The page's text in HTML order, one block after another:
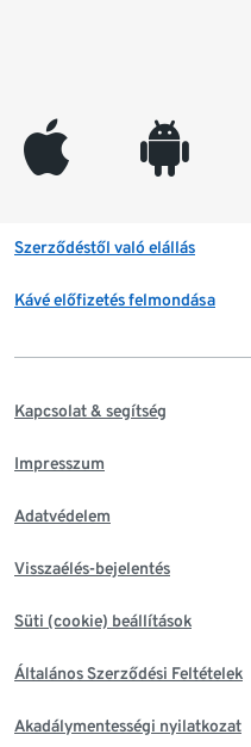
appleinc android
Szerződéstől való elállás
Kávé előfizetés felmondása
Kapcsolat & segítség
Impresszum
Adatvédelem
Visszaélés-bejelentés
Süti (cookie) beállítások
Általános Szerződési Feltételek
Akadálymentességi nyilatkozat